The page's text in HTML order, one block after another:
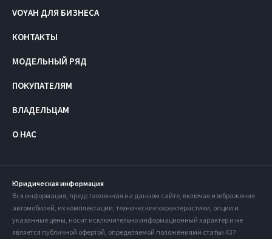
VOYAH ДЛЯ БИЗНЕСА
КОНТАКТЫ
МОДЕЛЬНЫЙ РЯД
ПОКУПАТЕЛЯМ
ВЛАДЕЛЬЦАМ
О НАС
Юридическая информация
Вся информация, представленная на данном сайте, включая изображения
автомобилей, их комплектации, технические характеристики, опции и
указанные цены, носит исключительно информационный характер и не
является публичной офертой, определяемой положениями статьи 437